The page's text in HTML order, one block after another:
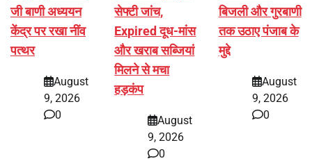
जी बाणी अध्ययन
केंद्र पर रखा नींव
पत्थर
August
9, 2026
0
सेफ्टी जांच,
Expired दूध-मांस
और खराब सब्जियां
मिलने से मचा
हड़कंप
August
9, 2026
0
बिजली और गुरबाणी
तक उठाए पंजाब के
मुद्दे
August
9, 2026
0